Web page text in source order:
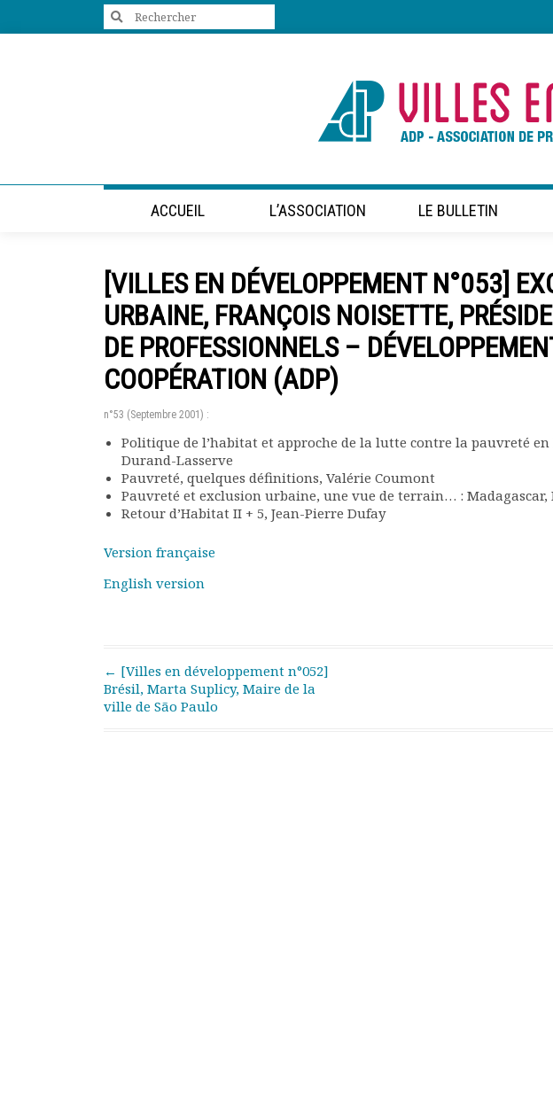
Statuts de l’association
Vie de l’association
Calendrier des activités
Assemblées générales
Comptes rendus mensuels
Rapports moraux
Présentation du bulletin
Comité de rédaction
développement
Journées d’études
Concours vidéo
Search
ACCUEIL L’ASSOCIATION LE BULLETIN
[VILLES EN DÉVELOPPEMENT N°053]
URBAINE, FRANÇOIS NOISETTE,
DE PROFESSIONNELS –
COOPÉRATION (ADP)
n°53 (Septembre 2001) :
Politique de l’habitat et approche de la lutte contre la pauvreté
Durand-Lasserve
Pauvreté, quelques définitions, Valérie Coumont
Pauvreté et exclusion urbaine, une vue de terrain… :
Retour d’Habitat II + 5, Jean-Pierre Dufay
Version française
English version
Post navigation
← [Villes en développement n°052]
Brésil, Marta Suplicy, Maire de la
ville de São Paulo